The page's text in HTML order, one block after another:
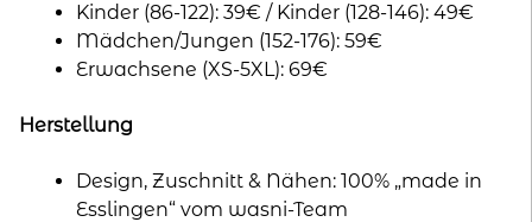
Kinder (86-122): 39€ / Kinder (128-146): 49€
Mädchen/Jungen (152-176): 59€
Erwachsene (XS-5XL): 69€
Herstellung
Design, Zuschnitt & Nähen: 100% „made in
Esslingen“ vom wasni-Team